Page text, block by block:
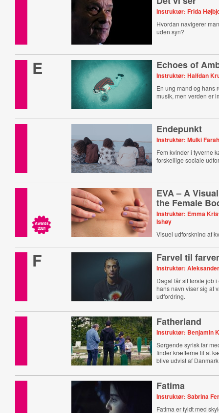
Instruktør: Frida
Hvordan navigerer
uden syn?
E Echoes of
Instruktør: Halfdan
En ung mand og hans
musik, men verden er
Endepunkt
Instruktør: Mulki
Fem kvinder i tyverne
forskellige sociale
Awards
2024
EVA – A
the Female
Instruktør: Emma
Ishøy
Visuel udforskning af
F Farvel til
Instruktør:
Dagal får sit første job
hans navn viser sig at
udfordring.
Fatherland
Instruktør: Benjamin
Sørgende syrisk far
finder kræfterne til at
blive udvist af
Fatima
Instruktør: Sabrina
Fatima er fyldt med